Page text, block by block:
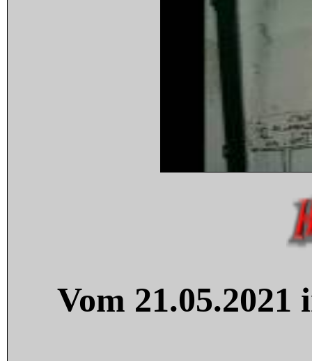
Vom